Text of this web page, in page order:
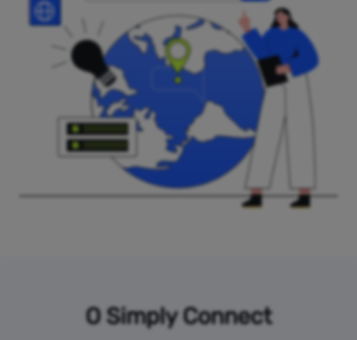
О Simply Connect